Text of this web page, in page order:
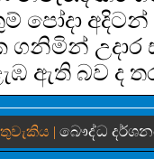
පෝදා
ගනිමින් උදාර
ඇති බව ද
| බෞද්ධ